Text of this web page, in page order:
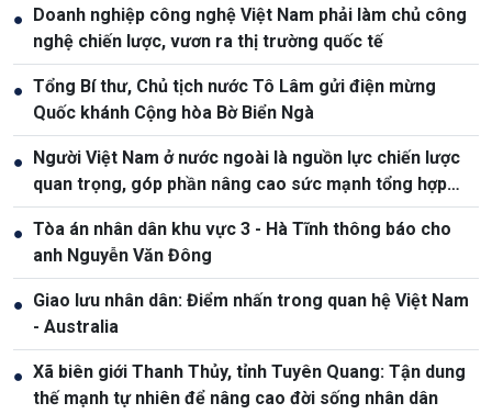
● Doanh nghiệp công nghệ Việt Nam phải làm chủ công
nghệ chiến lược, vươn ra thị trường quốc tế
● Tổng Bí thư, Chủ tịch nước Tô Lâm gửi điện mừng
Quốc khánh Cộng hòa Bờ Biển Ngà
● Người Việt Nam ở nước ngoài là nguồn lực chiến lược
quan trọng, góp phần nâng cao sức mạnh tổng hợp
quốc gia
● Tòa án nhân dân khu vực 3 - Hà Tĩnh thông báo cho
anh Nguyễn Văn Đông
● Giao lưu nhân dân: Điểm nhấn trong quan hệ Việt Nam
- Australia
● Xã biên giới Thanh Thủy, tỉnh Tuyên Quang: Tận dung
thế mạnh tự nhiên để nâng cao đời sống nhân dân